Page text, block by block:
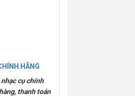
HÃNG
cụ chính
thanh toán